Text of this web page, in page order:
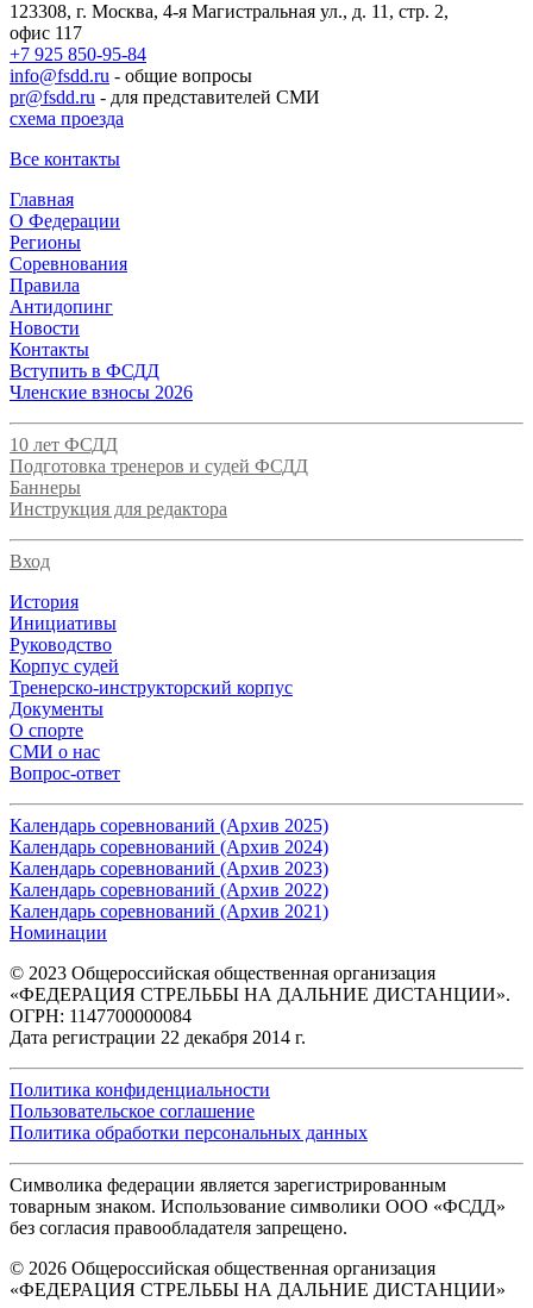
123308, г. Москва, 4-я Магистральная ул., д. 11, стр. 2,
офис 117
+7 925 850-95-84
info@fsdd.ru - общие вопросы
pr@fsdd.ru - для представителей СМИ
схема проезда
Все контакты
Главная
О Федерации
Регионы
Соревнования
Правила
Антидопинг
Новости
Контакты
Вступить в ФСДД
Членские взносы 2026
10 лет ФСДД
Подготовка тренеров и судей ФСДД
Баннеры
Инструкция для редактора
Вход
История
Инициативы
Руководство
Корпус судей
Тренерско-инструкторский корпус
Документы
О спорте
СМИ о нас
Вопрос-ответ
Календарь соревнований (Архив 2025)
Календарь соревнований (Архив 2024)
Календарь соревнований (Архив 2023)
Календарь соревнований (Архив 2022)
Календарь соревнований (Архив 2021)
Номинации
© 2023 Общероссийская общественная организация
«ФЕДЕРАЦИЯ СТРЕЛЬБЫ НА ДАЛЬНИЕ ДИСТАНЦИИ».
ОГРН: 1147700000084
Дата регистрации 22 декабря 2014 г.
Политика конфиденциальности
Пользовательское соглашение
Политика обработки персональных данных
Символика федерации является зарегистрированным
товарным знаком. Использование символики ООО «ФСДД»
без согласия правообладателя запрещено.
© 2026 Общероссийская общественная организация
«ФЕДЕРАЦИЯ СТРЕЛЬБЫ НА ДАЛЬНИЕ ДИСТАНЦИИ»